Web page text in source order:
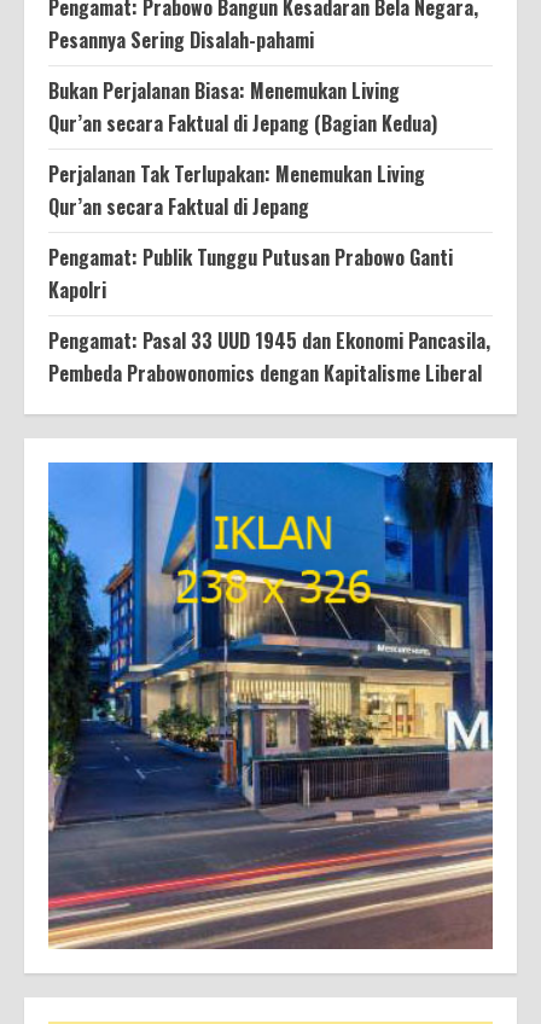
Pengamat: Prabowo Bangun Kesadaran Bela Negara,
Pesannya Sering Disalah-pahami
Bukan Perjalanan Biasa: Menemukan Living
Qur’an secara Faktual di Jepang (Bagian Kedua)
Perjalanan Tak Terlupakan: Menemukan Living
Qur’an secara Faktual di Jepang
Pengamat: Publik Tunggu Putusan Prabowo Ganti
Kapolri
Pengamat: Pasal 33 UUD 1945 dan Ekonomi Pancasila,
Pembeda Prabowonomics dengan Kapitalisme Liberal